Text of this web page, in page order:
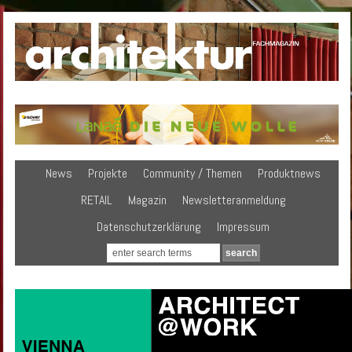
News Projekte Community / Themen
Produktnews
RETAIL
Magazin
Newsletteranmeldung
Datenschutzerklärung
Impressum